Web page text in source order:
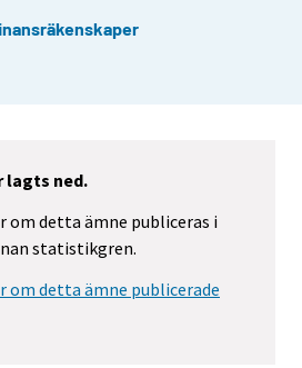
lagts ned.
detta ämne publiceras i
statistikgren.
detta ämne publicerade